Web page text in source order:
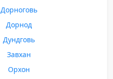
Дорноговь
Дорнод
Дундговь
Завхан
Орхон